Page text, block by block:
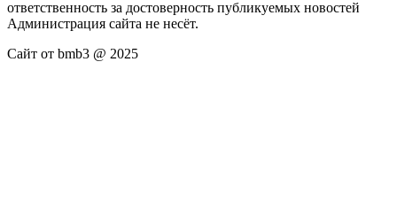
ответственность за достоверность публикуемых новостей
Администрация сайта не несёт.
Сайт от bmb3 @ 2025